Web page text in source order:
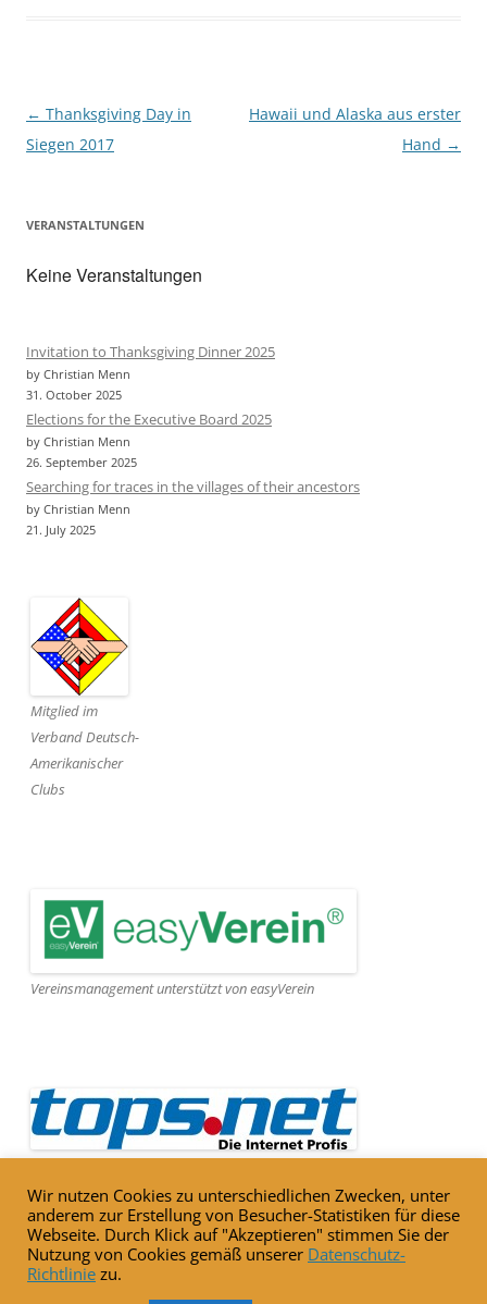
Post
navigation
← Thanksgiving Day in
Siegen 2017
Hawaii und Alaska aus erster
Hand →
VERANSTALTUNGEN
Keine Veranstaltungen
Invitation to Thanksgiving Dinner 2025
by Christian Menn
31. October 2025
Elections for the Executive Board 2025
by Christian Menn
26. September 2025
Searching for traces in the villages of their ancestors
by Christian Menn
21. July 2025
Mitglied im
Verband Deutsch-
Amerikanischer
Clubs
Vereinsmanagement unterstützt von easyVerein
Webseite gehostet von Tops.net
Wir nutzen Cookies zu unterschiedlichen Zwecken, unter
anderem zur Erstellung von Besucher-Statistiken für diese
Webseite. Durch Klick auf "Akzeptieren" stimmen Sie der
Nutzung von Cookies gemäß unserer Datenschutz-
Richtlinie zu.